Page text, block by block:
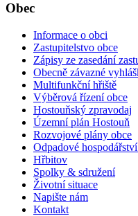
Obec
Informace o obci
Zastupitelstvo obce
Zápisy ze zasedání
Obecně závazné
Multifunkční hřiště
Výběrová řízení obce
Hostouňský zpravodaj
Územní plán Hostouň
Rozvojové plány obce
Odpadové
Hřbitov
Spolky & sdružení
Životní situace
Napište nám
Kontakt